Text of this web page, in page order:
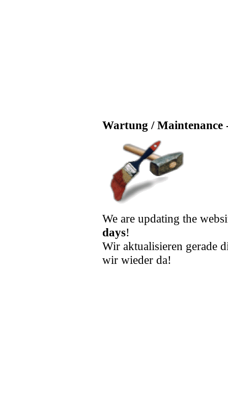
Wartung / Maintenance
We are updating the
days!
Wir aktualisieren gerade
wir wieder da!